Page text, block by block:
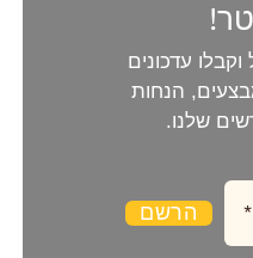
וקבלו עדכונים
הנחות
שלנו.
הרשם